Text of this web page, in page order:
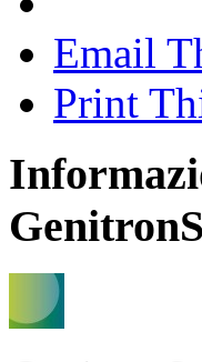
Email
Print